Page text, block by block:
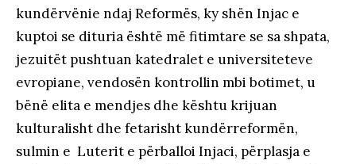
kundërvënie ndaj Reformës, ky shën Injac e
kuptoi se dituria është më fitimtare se sa shpata,
jezuitët pushtuan katedralet e universiteteve
evropiane, vendosën kontrollin mbi botimet, u
bënë elita e mendjes dhe kështu krijuan
kulturalisht dhe fetarisht kundërreformën,
sulmin e Luterit e përballoi Injaci, përplasja e